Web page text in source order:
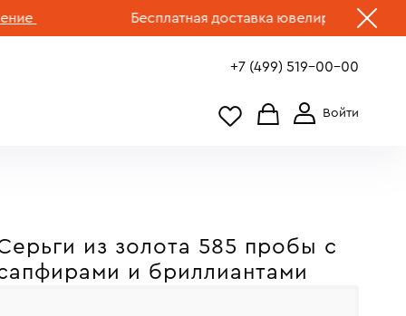
Бесплатная доставка ювелирных изделий по
+7 (499) 519-00-00
из золота 585 пробы c
и бриллиантами